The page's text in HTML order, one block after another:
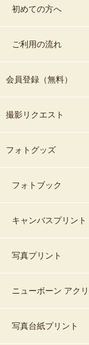
初めての方へ
ご利用の流れ
会員登録（無料）
撮影リクエスト
フォトグッズ
フォトブック
キャンバスプリント
写真プリント
ニューボーン アク
写真台紙プリント